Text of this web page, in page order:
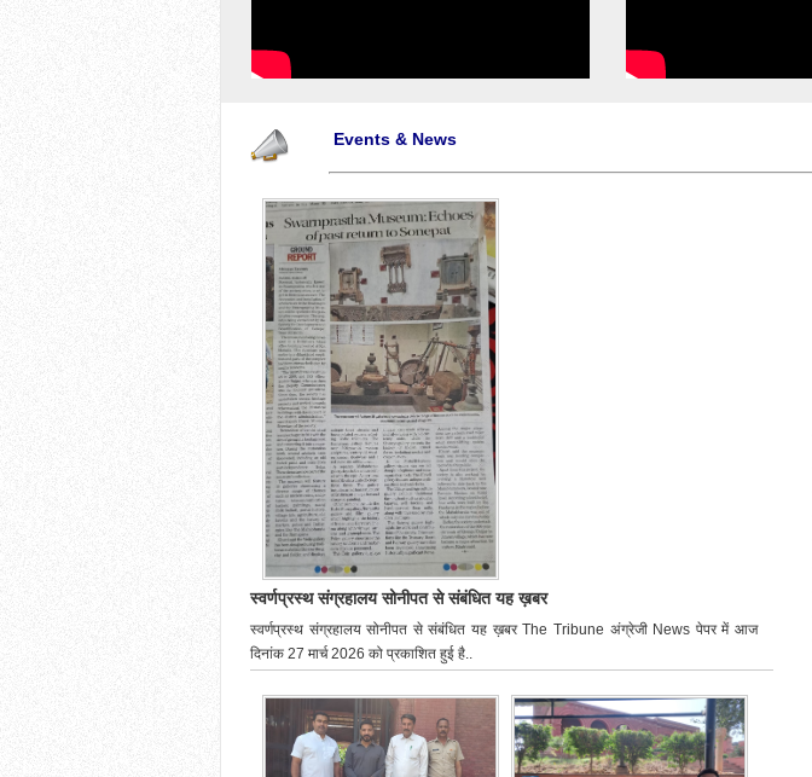
Events & News
स्वर्णप्रस्थ संग्रहालय सोनीपत से संबंधित यह ख़बर
स्वर्णप्रस्थ संग्रहालय सोनीपत से संबंधित यह ख़बर The Tribune अंग्रेजी News पेपर में आज
दिनांक 27 मार्च 2026 को प्रकाशित हुई है..